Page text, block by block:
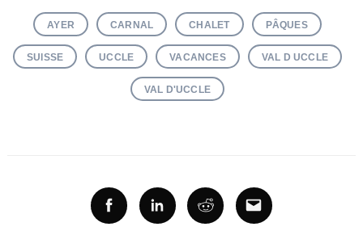
AYER CARNAL CHALET PÂQUES
SUISSE UCCLE VACANCES VAL D UCCLE
VAL D'UCCLE
FacebookLinkedinRedditEmail